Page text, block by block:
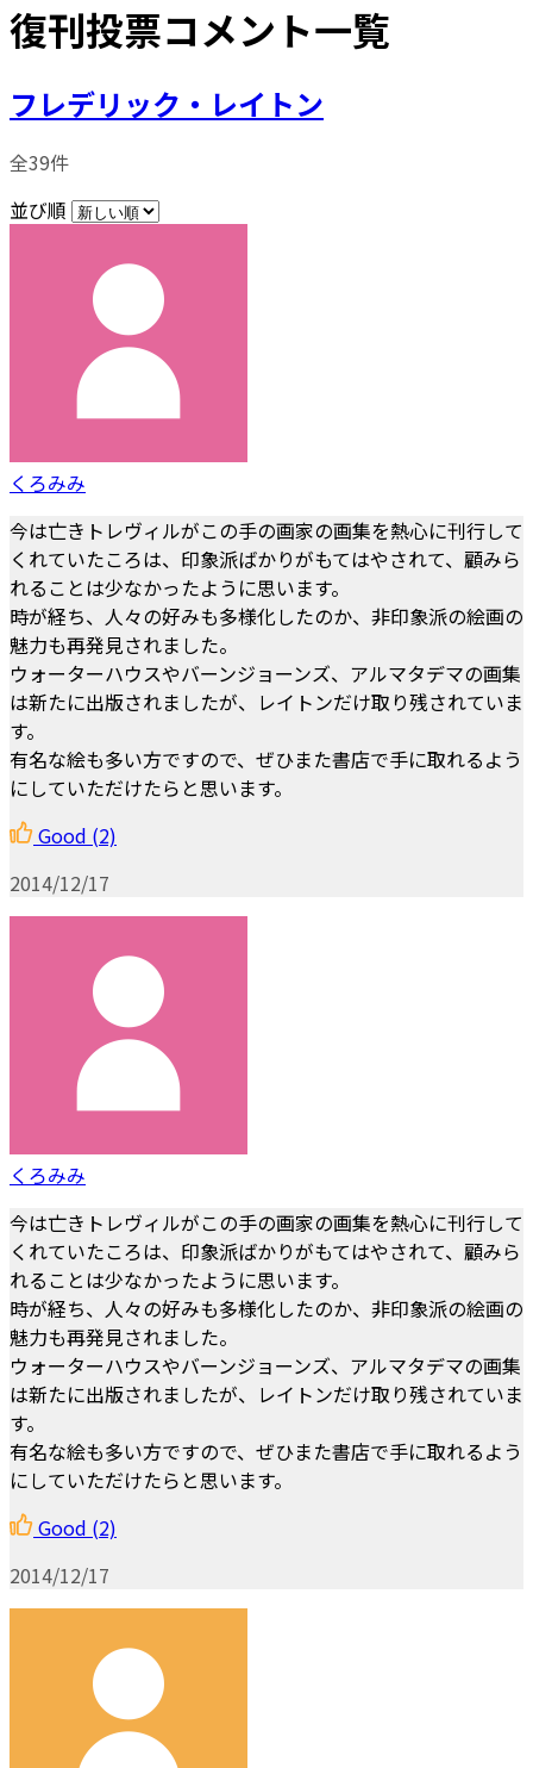
復刊投票コメント一覧
フレデリック・レイトン
全39件
並び順
くろみみ
今は亡きトレヴィルがこの手の画家の画集を熱心に刊行して
くれていたころは、印象派ばかりがもてはやされて、顧みら
れることは少なかったように思います。
時が経ち、人々の好みも多様化したのか、非印象派の絵画の
魅力も再発見されました。
ウォーターハウスやバーンジョーンズ、アルマタデマの画集
は新たに出版されましたが、レイトンだけ取り残されていま
す。
有名な絵も多い方ですので、ぜひまた書店で手に取れるよう
にしていただけたらと思います。
Good (2)
2014/12/17
くろみみ
今は亡きトレヴィルがこの手の画家の画集を熱心に刊行して
くれていたころは、印象派ばかりがもてはやされて、顧みら
れることは少なかったように思います。
時が経ち、人々の好みも多様化したのか、非印象派の絵画の
魅力も再発見されました。
ウォーターハウスやバーンジョーンズ、アルマタデマの画集
は新たに出版されましたが、レイトンだけ取り残されていま
す。
有名な絵も多い方ですので、ぜひまた書店で手に取れるよう
にしていただけたらと思います。
Good (2)
2014/12/17